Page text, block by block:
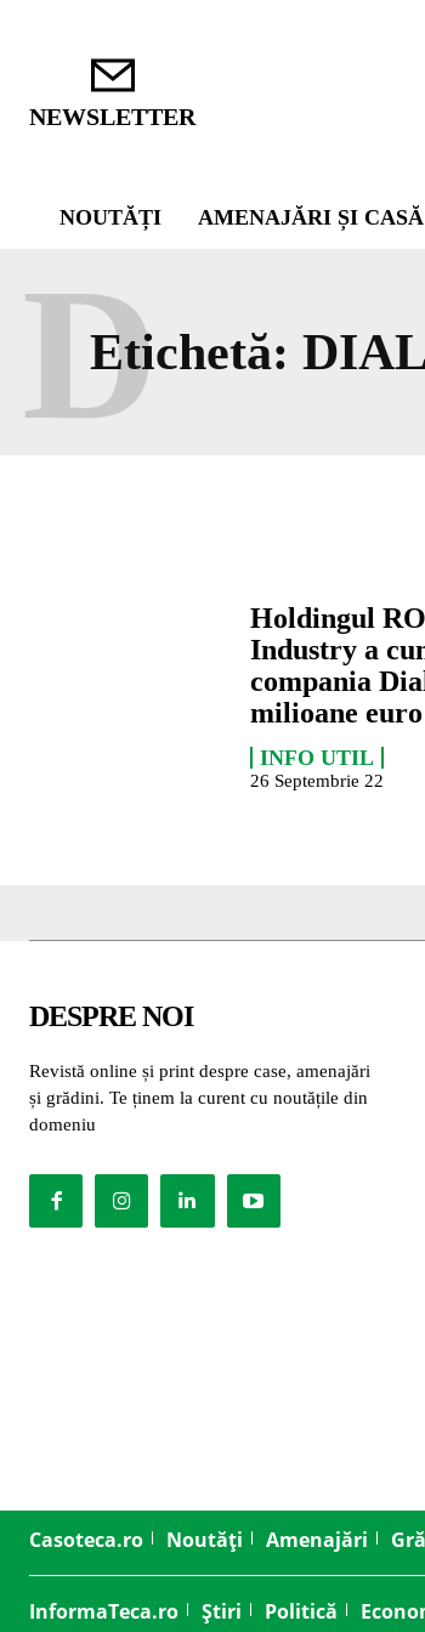
NEWSLETTER
NOUTĂȚI AMENAJĂRI ȘI CASĂ
Etichetă:
D
Holdingul
Industry a
compania
milioane euro
INFO UTIL
26 Septembrie 22
DESPRE NOI
Revistă online și print despre case, amenajări
și grădini. Te ținem la curent cu noutățile din
domeniu
Casoteca.ro Noutăți Amenajări
InformaTeca.ro Știri Politică